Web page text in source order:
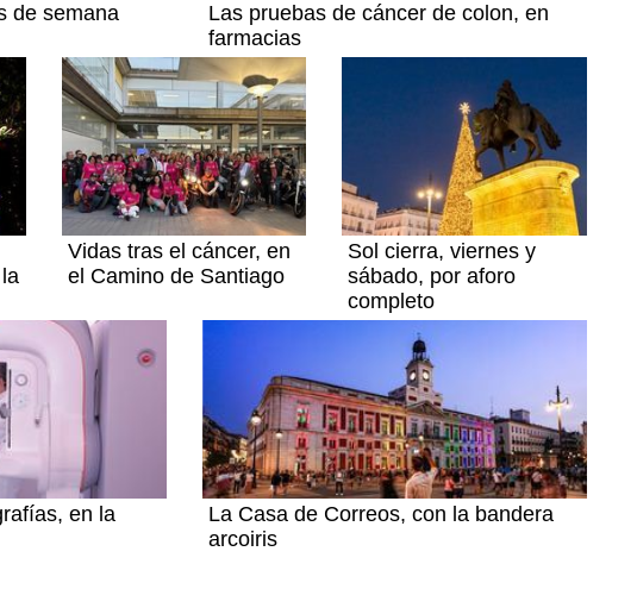
de semana
Las pruebas de cáncer de colon, en
farmacias
Vidas tras el cáncer, en
el Camino de Santiago
Sol cierra, viernes y
sábado, por aforo
completo
en la
La Casa de Correos, con la bandera
arcoiris